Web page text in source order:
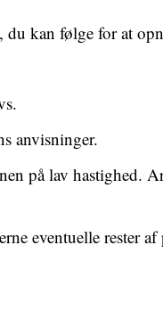
kan følge for at
anvisninger.
på lav hastighed.
eventuelle rester af